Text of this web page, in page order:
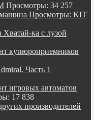
Просмотры: 34 257
машина Просмотры: KIT
ка с лузой
купюроприемников
Часть 1
игровых автоматов
17 838
производителей